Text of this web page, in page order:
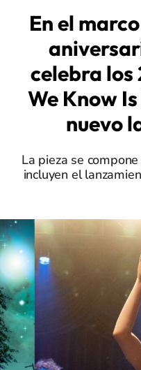
En el
celebra los
We Know
nuevo
La pieza se
incluyen el